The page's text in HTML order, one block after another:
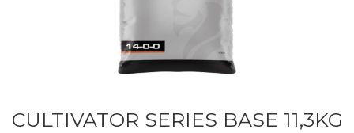
CULTIVATOR SERIES BASE 11,3KG